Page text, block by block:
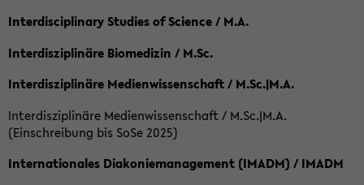
Interdisciplinary Studies of Science / M.A.
Interdisziplinäre Biomedizin / M.Sc.
Interdisziplinäre Medienwissenschaft / M.Sc.|M.A.
Interdisziplinäre Medienwissenschaft / M.Sc.|M.A.
(Einschreibung bis SoSe 2025)
Internationales Diakoniemanagement (IMADM) / IMADM